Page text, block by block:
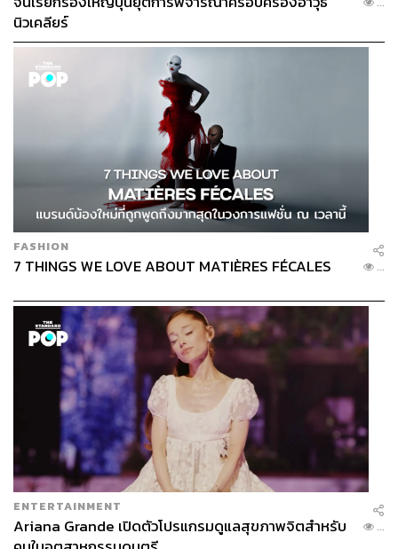
นิวเคลียร์
FASHION
7 THINGS WE LOVE ABOUT MATIÈRES FÉCALES ...
ENTERTAINMENT
Ariana Grande เปิดตัวโปรแกรมดูแลสุขภาพจิตสำหรับ
...